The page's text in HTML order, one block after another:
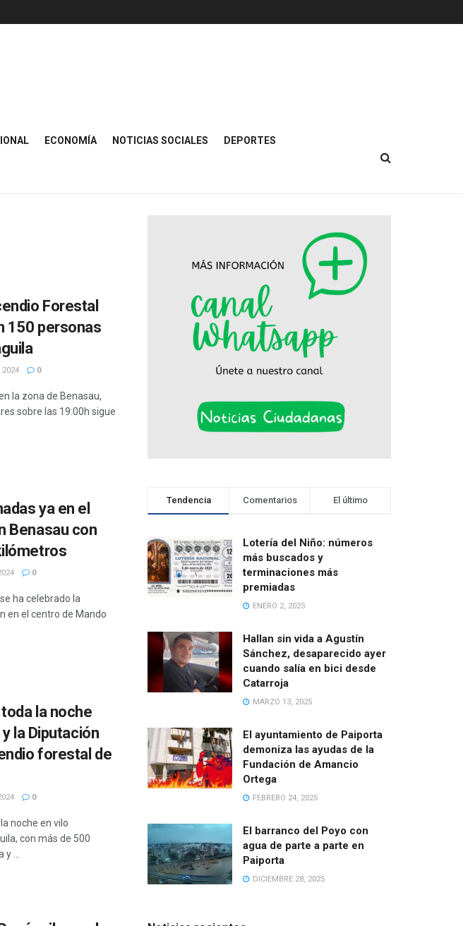
ECONOMÍA NOTICIAS SOCIALES DEPORTES
Forestal
150 personas
2024 0
la zona de Benasau,
sobre las 19:00h sigue
ya en el
Benasau con
0
ha celebrado la
en el centro de Mando
la noche
la Diputación
forestal de
0
noche en vilo
con más de 500
...
Tendencia Comentarios El último
Lotería del Niño: números
más buscados y
terminaciones más
premiadas
ENERO 2, 2025
Hallan sin vida a Agustín
Sánchez, desaparecido ayer
cuando salía en bici desde
Catarroja
MARZO 13, 2025
El ayuntamiento de Paiporta
demoniza las ayudas de la
Fundación de Amancio
Ortega
FEBRERO 24, 2025
El barranco del Poyo con
agua de parte a parte en
Paiporta
DICIEMBRE 28, 2025